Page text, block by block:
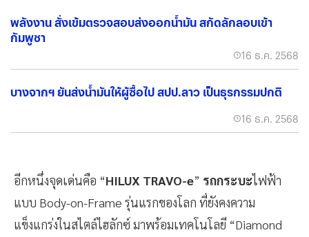
พลังงาน สั่งเข้มตรวจสอบส่งออกน้ำมัน สกัดลักลอบเข้า
กัมพูชา
16 ธ.ค. 2568
บางจากฯ ยันส่งน้ำมันให้ผู้ซื้อไป สปป.ลาว เป็นธุรกรรมปกติ
16 ธ.ค. 2568
อีกหนึ่งจุดเด่นคือ “HILUX TRAVO-e” รถกระบะไฟฟ้า
แบบ Body-on-Frame รุ่นแรกของโลก ที่ยังคงความ
แข็งแกร่งในสไตล์ไฮลักซ์ มาพร้อมเทคโนโลยี “Diamond